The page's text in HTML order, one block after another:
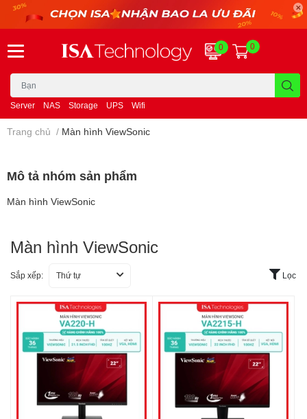
Server NAS Storage UPS Wifi
0 0
Trang chủ / Màn hình ViewSonic
Mô tả nhóm sản phẩm
Màn hình ViewSonic
Màn hình ViewSonic
Sắp xếp: Thứ tự Lọc